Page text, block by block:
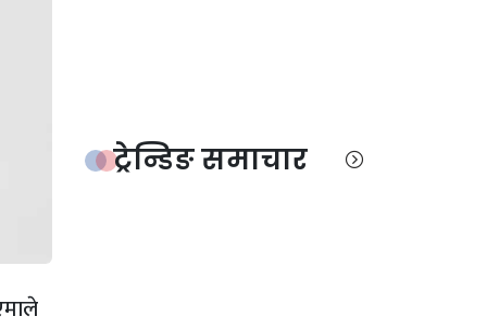
ट्रेन्डिङ समाचार